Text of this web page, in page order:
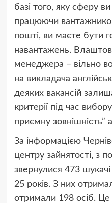
базі того, яку сферу
працюючи
пошті, ви маєте бути
навантажень.
менеджера – вільно
на викладача
деяких вакансій
критерії під час
приємну зовнішність”
За інформацією
центру зайнятості, з
звернулися 473
25 років. З них
отримали 198 осіб. Це